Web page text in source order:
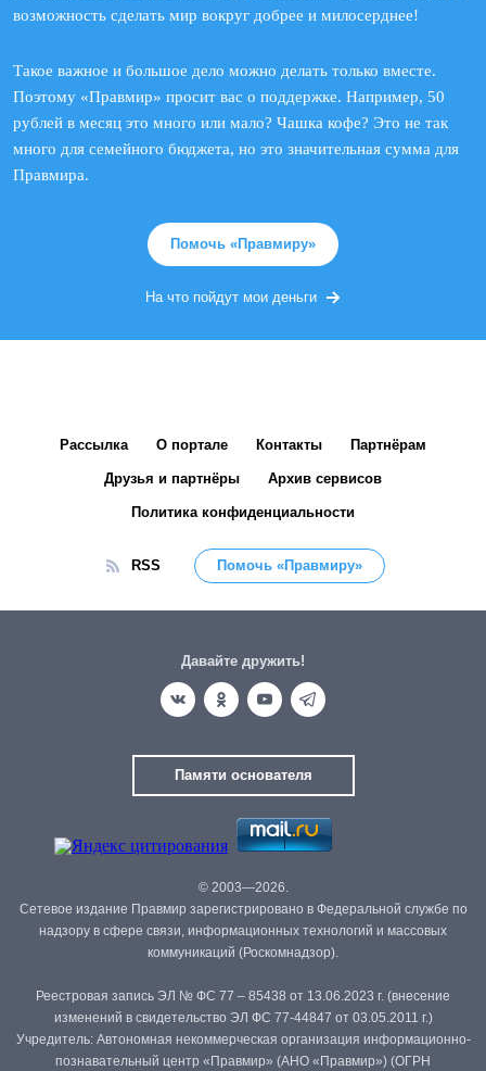
возможность сделать мир вокруг добрее и милосерднее!
Такое важное и большое дело можно делать только вместе.
Поэтому «Правмир» просит вас о поддержке. Например, 50
рублей в месяц это много или мало? Чашка кофе? Это не так
много для семейного бюджета, но это значительная сумма для
Правмира.
Помочь «Правмиру»
На что пойдут мои деньги
Рассылка О портале Контакты Партнёрам
Друзья и партнёры Архив сервисов
Политика конфиденциальности
RSS Помочь «Правмиру»
Давайте дружить!
Памяти основателя
© 2003—2026.
Сетевое издание Правмир зарегистрировано в Федеральной службе по
надзору в сфере связи, информационных технологий и массовых
коммуникаций (Роскомнадзор).
Реестровая запись ЭЛ № ФС 77 – 85438 от 13.06.2023 г. (внесение
изменений в свидетельство ЭЛ ФС 77-44847 от 03.05.2011 г.)
Учредитель: Автономная некоммерческая организация информационно-
познавательный центр «Правмир» (АНО «Правмир») (ОГРН